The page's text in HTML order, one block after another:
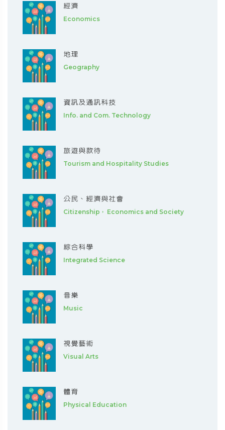
經濟
Economics
地理
Geography
資訊及通訊科技
Info. and Com. Technology
旅遊與款待
Tourism and Hospitality Studies
公民、經濟與社會
Citizenship， Economics and Society
綜合科學
Integrated Science
音樂
Music
視覺藝術
Visual Arts
體育
Physical Education